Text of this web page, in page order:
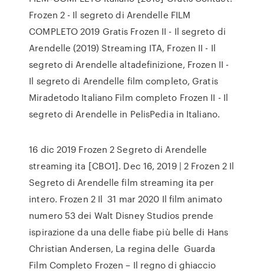
Frozen 2 - Il segreto di Arendelle FILM
COMPLETO 2019 Gratis Frozen II - Il segreto di
Arendelle (2019) Streaming ITA, Frozen II - Il
segreto di Arendelle altadefinizione, Frozen II -
Il segreto di Arendelle film completo, Gratis
Miradetodo Italiano Film completo Frozen II - Il
segreto di Arendelle in PelisPedia in Italiano.
16 dic 2019 Frozen 2 Segreto di Arendelle
streaming ita [CBO1]. Dec 16, 2019 | 2 Frozen 2 Il
Segreto di Arendelle film streaming ita per
intero. Frozen 2 Il 31 mar 2020 Il film animato
numero 53 dei Walt Disney Studios prende
ispirazione da una delle fiabe più belle di Hans
Christian Andersen, La regina delle Guarda
Film Completo Frozen – Il regno di ghiaccio